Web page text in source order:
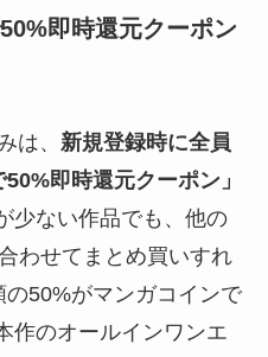
即時還元クーポン
は、 新規登録時に全員
即時還元クーポン」
少ない作品でも、他の
わせてまとめ買いすれ
50%がマンガコインで
作のオールインワンエ